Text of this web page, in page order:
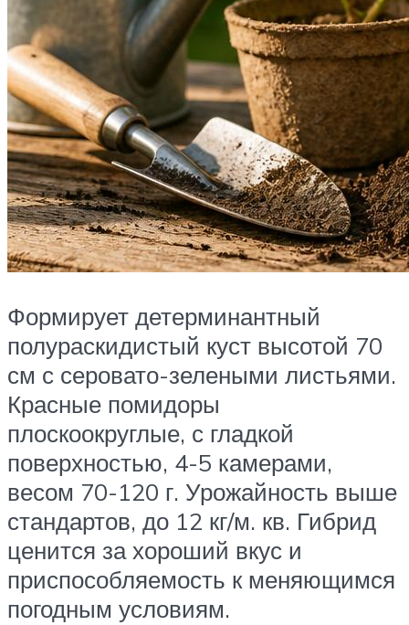
Формирует детерминантный
полураскидистый куст высотой 70
см с серовато-зелеными листьями.
Красные помидоры
плоскоокруглые, с гладкой
поверхностью, 4-5 камерами,
весом 70-120 г. Урожайность выше
стандартов, до 12 кг/м. кв. Гибрид
ценится за хороший вкус и
приспособляемость к меняющимся
погодным условиям.